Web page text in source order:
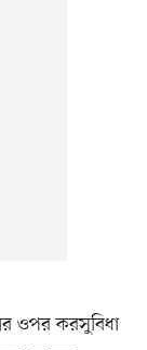
ওপর করসুবিধা